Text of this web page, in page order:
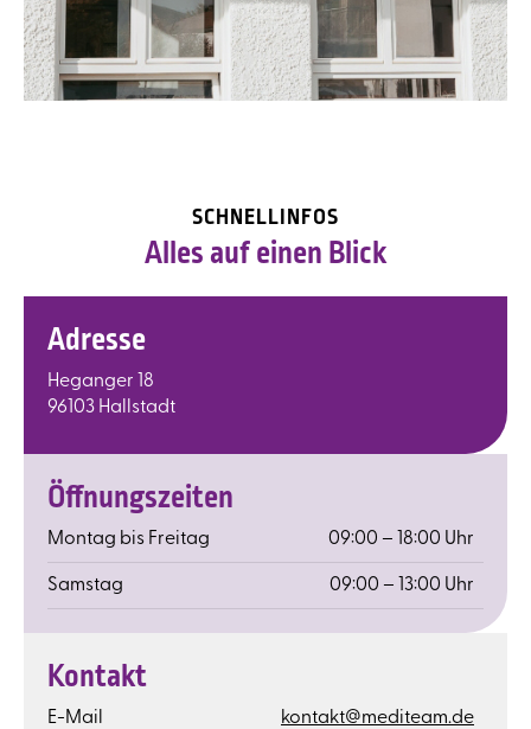
SCHNELLINFOS
Alles auf einen Blick
Adresse
Heganger 18
96103 Hallstadt
Öffnungszeiten
Montag bis Freitag 09:00 – 18:00 Uhr
Samstag 09:00 – 13:00 Uhr
Kontakt
E-Mail kontakt@mediteam.de